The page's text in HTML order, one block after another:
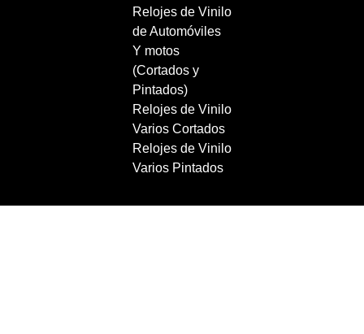
Relojes de Vinilo
de Automóviles
Y motos
(Cortados y
Pintados)
Relojes de Vinilo
Varios Cortados
Relojes de Vinilo
Varios Pintados